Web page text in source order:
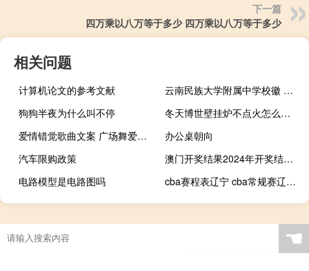
下一篇
四万乘以八万等于多少 四万乘以八万等于多少
相关问题
计算机论文的参考文献
云南民族大学附属中学校徽 北京民族大学附属中学
狗狗半夜为什么叫不停
冬天博世壁挂炉不点火怎么解决 博世壁挂炉维修服务网点
爱情错觉歌曲文案 广场舞爱情错觉背面
办公桌朝向
汽车限购政策
澳门开奖结果2024年开奖结果：二四六天天开奖免费资料文字大全-辅助最佳解答-2565.3D.A483
电路模型是电路图吗
cba赛程表辽宁 cba常规赛辽宁本钢赛程表
☚